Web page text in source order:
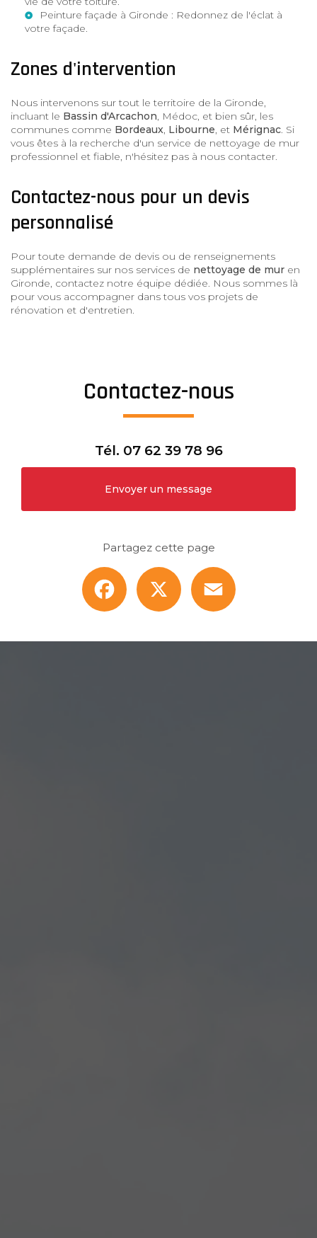
Peinture façade à Gironde : Redonnez de l'éclat à
votre façade.
Zones d'intervention
Nous intervenons sur tout le territoire de la Gironde,
incluant le Bassin d'Arcachon, Médoc, et bien sûr, les
communes comme Bordeaux, Libourne, et Mérignac. Si
vous êtes à la recherche d'un service de nettoyage de mur
professionnel et fiable, n'hésitez pas à nous contacter.
Contactez-nous pour un devis
personnalisé
Pour toute demande de devis ou de renseignements
supplémentaires sur nos services de nettoyage de mur en
Gironde, contactez notre équipe dédiée. Nous sommes là
pour vous accompagner dans tous vos projets de
rénovation et d'entretien.
Contactez-nous
Tél. 07 62 39 78 96
Envoyer un message
Partagez cette page
Facebook